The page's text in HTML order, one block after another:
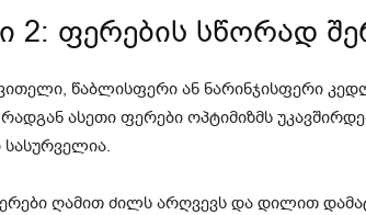
2: ფერების სწორად
წაბლისფერი ან ნარინჯისფერი
ასეთი ფერები ოპტიმიზმს
ღამით ძილს არღვევს და დილით